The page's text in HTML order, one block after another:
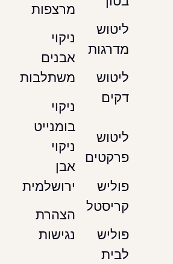
מדרגות
פרקטים
קריסטל
מרצפות
ניקוי
אבנים
משתלבות
ניקוי
ניקוי
אבן
ירושלמית
הצהרת
נגישות